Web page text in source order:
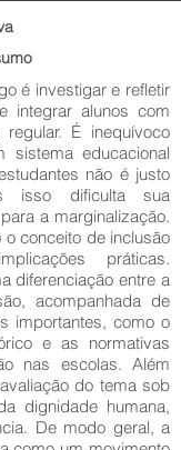
é investigar e refletir
integrar alunos com
É inequívoco
educacional
não é justo
isso dificulta sua
a marginalização.
conceito de inclusão
práticas.
diferenciação entre a
acompanhada de
importantes, como o
e as normativas
nas escolas. Além
do tema sob
dignidade humana,
De modo geral, a